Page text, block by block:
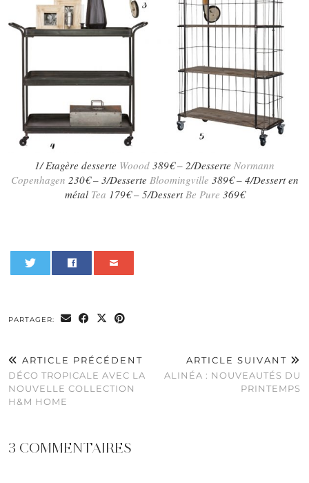
1/ Etagère desserte Woood 389€ – 2/Desserte Normann
Copenhagen 230€ – 3/Desserte Bloomingville 389€ – 4/Dessert en
métal Tea 179€ – 5/Dessert Be Pure 369€
PARTAGER:
ARTICLE PRÉCÉDENT
DÉCO TROPICALE AVEC LA
NOUVELLE COLLECTION
H&M HOME
ARTICLE SUIVANT
ALINÉA : NOUVEAUTÉS DU
PRINTEMPS
3 COMMENTAIRES